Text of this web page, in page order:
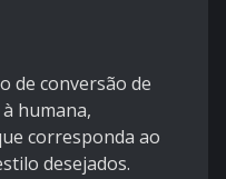
de conversão de
humana,
corresponda ao
desejados.